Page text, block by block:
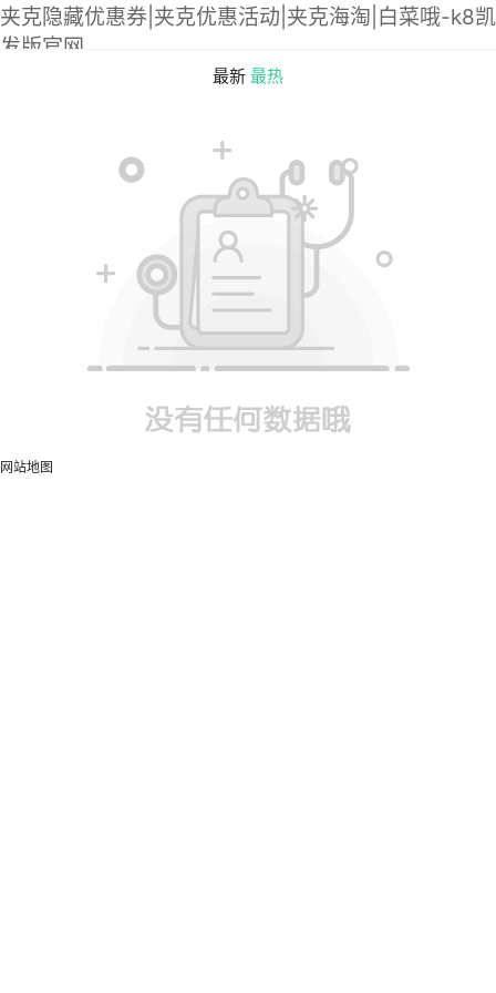
夹克隐藏优惠券|夹克优惠活动|夹克海淘|白菜哦-k8凯
发版官网
最新 最热
网站地图